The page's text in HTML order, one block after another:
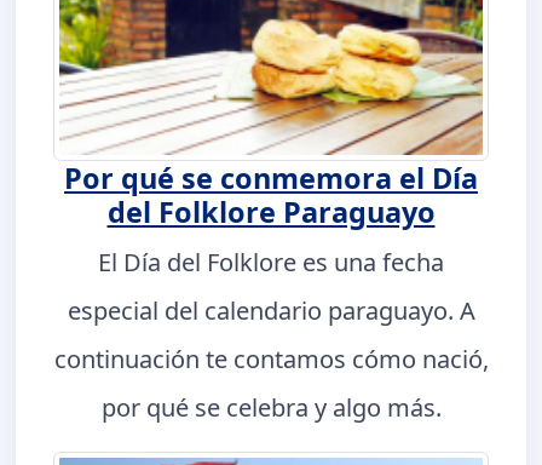
Por qué se conmemora el Día
del Folklore Paraguayo
El Día del Folklore es una fecha
especial del calendario paraguayo. A
continuación te contamos cómo nació,
por qué se celebra y algo más.